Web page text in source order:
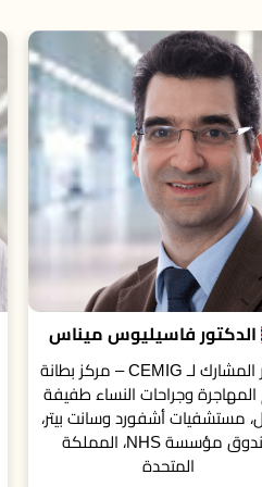
البروفيسور شون كيوهو
أورام النساء بمعهد علوم الأورام
بجامعة برمنجهام، المملكة
المتحدة